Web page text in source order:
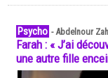
Psycho -Abdelnour
Farah : « J’ai
une autre fille